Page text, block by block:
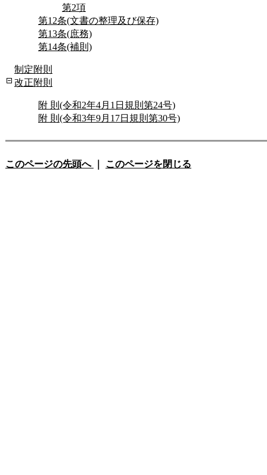
第2項
第12条(文書の整理及び保存)
第13条(庶務)
第14条(補則)
制定附則
改正附則
附 則(令和2年4月1日規則第24号)
附 則(令和3年9月17日規則第30号)
このページの先頭へ このページを閉じる